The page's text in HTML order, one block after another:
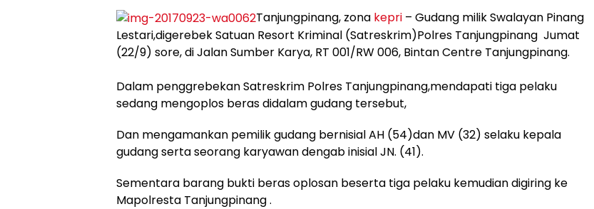
Tanjungpinang, zona kepri – Gudang milik Swalayan Pinang
Lestari,digerebek Satuan Resort Kriminal (Satreskrim)Polres Tanjungpinang Jumat
(22/9) sore, di Jalan Sumber Karya, RT 001/RW 006, Bintan Centre Tanjungpinang.
Dalam penggrebekan Satreskrim Polres Tanjungpinang,mendapati tiga pelaku
sedang mengoplos beras didalam gudang tersebut,
Dan mengamankan pemilik gudang bernisial AH (54)dan MV (32) selaku kepala
gudang serta seorang karyawan dengab inisial JN. (41).
Sementara barang bukti beras oplosan beserta tiga pelaku kemudian digiring ke
Mapolresta Tanjungpinang .